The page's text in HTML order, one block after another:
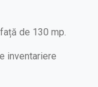
de 130 mp.
inventariere